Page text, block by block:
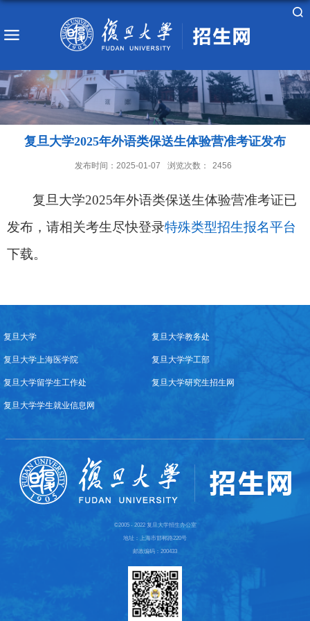
复旦大学2025年外语类保送生体验营准考证发布
发布时间：2025-01-07 浏览次数： 2456
复旦大学2025年外语类保送生体验营准考证已
发布，请相关考生尽快登录特殊类型招生报名平台
下载。
复旦大学 复旦大学教务处
复旦大学上海医学院 复旦大学学工部
复旦大学留学生工作处 复旦大学研究生招生网
复旦大学学生就业信息网
©2005 - 2022 复旦大学招生办公室
地址：上海市邯郸路220号
邮政编码：200433